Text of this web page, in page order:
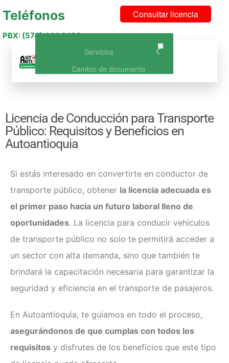
Teléfonos
PBX: (574) 444 6493
Consultar licencia
Servicios
Cambio de documento
Curso de Conducción Categoría
de conducción para Moto
Curso Licencia de Conducción
B1: Vehículo o carro particular
B1(Carro y Moto)
Curso de Conducción A2 +
Clases de Refuerzo de
Conducción en Medellín
Duplicado licencia de conducción
Recategorización B1 a C1
(Vehículo Servicio Publico)
Recategorización C1 a C2
Publico)
Renovación de licencias de
conducción en Medellín
Evaluación teórico práctica de
Licencia de Conducción para Transporte
Público: Requisitos y Beneficios en
Autoantioquia
Si estás interesado en convertirte en conductor de
transporte público, obtener la licencia adecuada es
el primer paso hacia un futuro laboral lleno de
oportunidades. La licencia para conducir vehículos
de transporte público no solo te permitirá acceder a
un sector con alta demanda, sino que también te
brindará la capacitación necesaria para garantizar la
seguridad y eficiencia en el transporte de pasajeros.
En Autoantioquia, te guiamos en todo el proceso,
asegurándonos de que cumplas con todos los
requisitos y disfrutes de los beneficios que este tipo